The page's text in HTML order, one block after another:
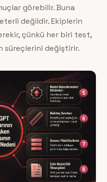
görebilir. Buna
değildir. Ekiplerin
çünkü her biri test,
süreçlerini değiştirir.